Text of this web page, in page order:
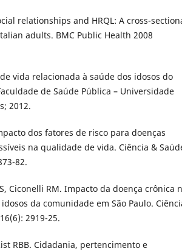
relationships and HRQL: A cross-
adults. BMC Public Health 2008
vida relacionada à saúde dos idosos do
de Saúde Pública – Universidade
2012.
dos fatores de risco para doenças
na qualidade de vida. Ciência &
82.
Ciconelli RM. Impacto da doença crônica
da comunidade em São Paulo.
2919-25.
RBB. Cidadania, pertencimento e